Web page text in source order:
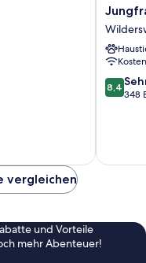
Hotel
Annex
Alpine
Inn
8.4
von
8,4
348
vergleichen
und Vorteile
mehr Abenteuer!